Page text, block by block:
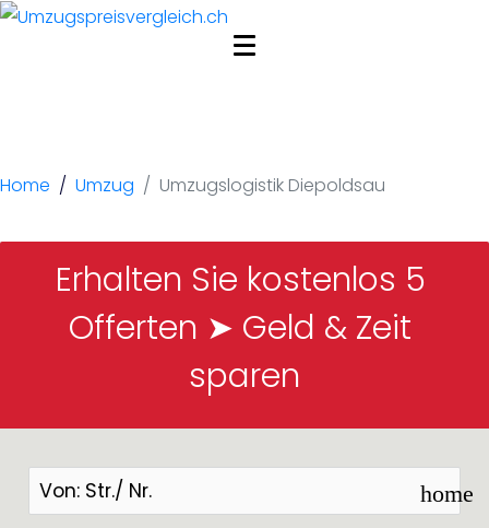
Home Umzug Umzugslogistik Diepoldsau
Erhalten Sie kostenlos 5
Offerten ➤ Geld & Zeit
sparen
home